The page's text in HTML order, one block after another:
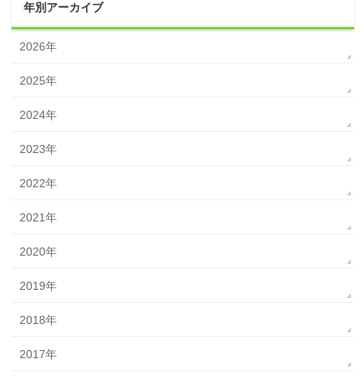
年別アーカイブ
2026年
2025年
2024年
2023年
2022年
2021年
2020年
2019年
2018年
2017年